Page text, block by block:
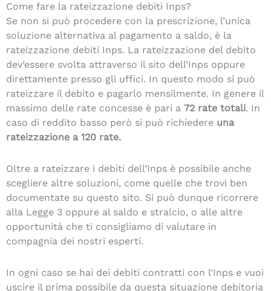
Come fare la rateizzazione debiti Inps?
Se non si può procedere con la prescrizione, l’unica
soluzione alternativa al pagamento a saldo, è la
rateizzazione debiti Inps. La rateizzazione del debito
dev’essere svolta attraverso il sito dell’Inps oppure
direttamente presso gli uffici. In questo modo si può
rateizzare il debito e pagarlo mensilmente. In genere il
massimo delle rate concesse è pari a 72 rate totali. In
caso di reddito basso però si può richiedere una
rateizzazione a 120 rate.
Oltre a rateizzare i debiti dell’Inps è possibile anche
scegliere altre soluzioni, come quelle che trovi ben
documentate su questo sito. Si può dunque ricorrere
alla Legge 3 oppure al saldo e stralcio, o alle altre
opportunità che ti consigliamo di valutare in
compagnia dei nostri esperti.
In ogni caso se hai dei debiti contratti con l’Inps e vuoi
uscire il prima possibile da questa situazione debitoria